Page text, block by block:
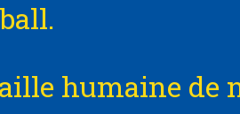
humaine de